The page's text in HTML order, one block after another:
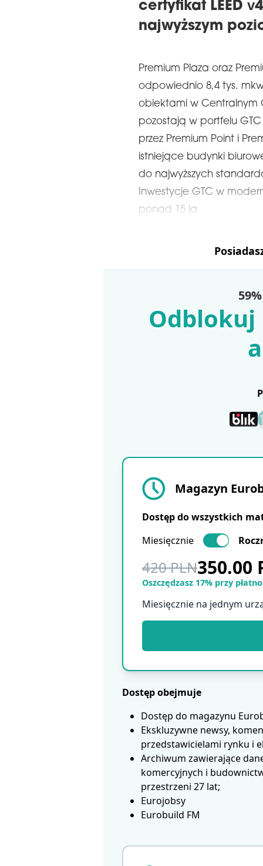
certyfikat LEED
najwyższym
Premium Plaza oraz
odpowiednio 8,4 tys.
obiektami w Centralnym
pozostają w portfelu
przez Premium Point i
istniejące budynki
do najwyższych
Inwestycje GTC w
ponad 15 la
Odblokuj
Magazyn
Dostęp do wszystkich
Miesięcznie
420 PLN350.00
Oszczędzasz 17% przy
Miesięcznie na jednym
Dostęp obejmuje
Dostęp do magazynu
Ekskluzywne newsy,
przedstawicielami rynku i
Archiwum zawierające
komercyjnych i
przestrzeni 27 lat;
Eurojobsy
Eurobuild FM